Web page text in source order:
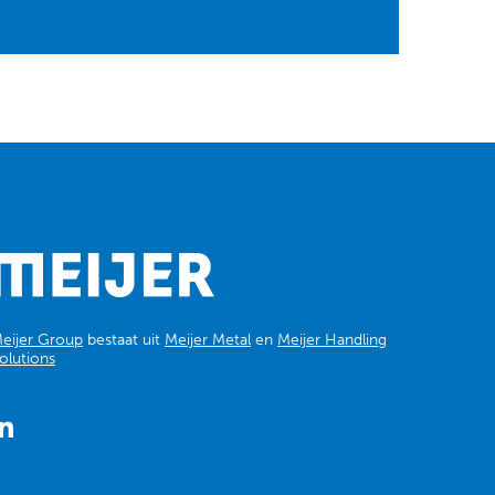
Group bestaat uit Meijer Metal en Meijer Handling